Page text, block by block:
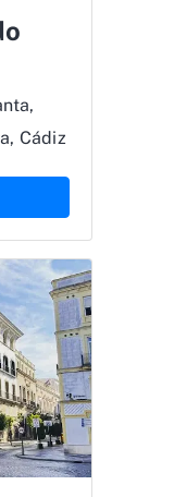
Cádiz